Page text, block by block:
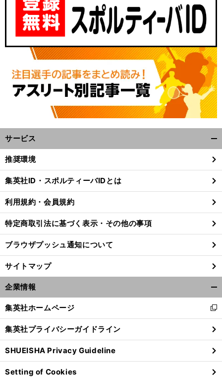
前
サービス
閉
る
推奨環境
集英社ID・スポルティーバIDとは
利用規約・会員規約
特定商取引法に基づく表示・その他の事項
ブラウザプッシュ通知について
サイトマップ
企業情報
閉
る
集英社ホームページ
新
し
い
ウ
ィ
ン
ド
集英社プライバシーガイドライン
SHUEISHA Privacy Guideline
Setting of Cookies